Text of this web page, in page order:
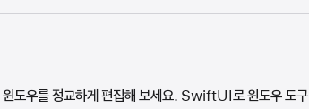
도우를 정교하게 편집해 보세요. SwiftUI로 윈도우 도구